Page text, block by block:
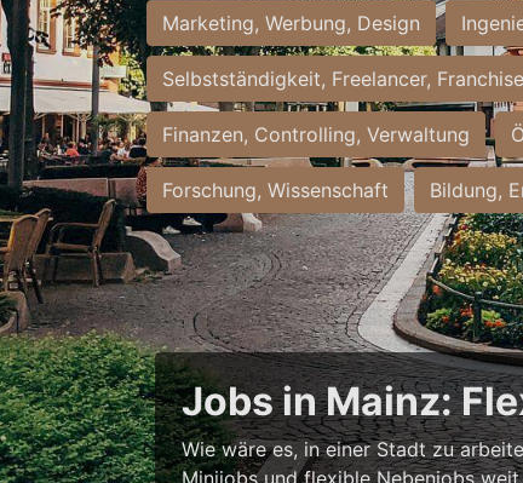
Marketing, Werbung, Design
Selbstständigkeit, Freelancer, Franchise
Finanzen, Controlling, Verwaltung
Forschung, Wissenschaft Bildung,
Jobs in Mainz:
Wie wäre es, in einer Stadt zu